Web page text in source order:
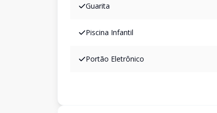
Guarita
Piscina Infantil
Portão Eletrônico